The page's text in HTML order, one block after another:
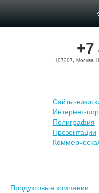
+7
107207, Москва,
Сайты-
Интернет-
Полиграфия
Презентации
Продуктовые компании